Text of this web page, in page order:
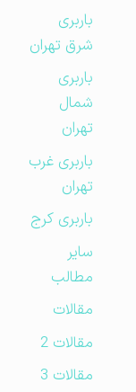
باربری
شرق تهران
باربری
شمال
تهران
باربری غرب
تهران
باربری کرج
مطالب
مقالات
مقالات 2
مقالات 3